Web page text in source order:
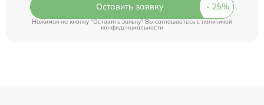
Оставить заявку
Нажимая на кнопку "Оставить заявку" Вы соглашаетесь cполитикой
конфиденциальности